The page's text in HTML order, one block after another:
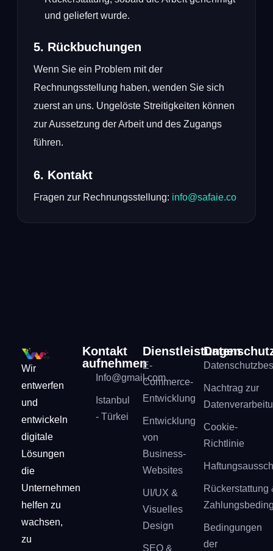
und geliefert wurde.
5. Rückbuchungen
Wenn Sie ein Problem mit der
Rechnungsstellung haben, wenden Sie sich
zuerst an uns. Ungelöste Streitigkeiten können
zur Aussetzung der Arbeit und des Zugangs
führen.
6. Kontakt
Fragen zur Rechnungsstellung: info@safaie.co
Wir
entwerfen
und
entwickeln
digitale
Lösungen
die
Unternehmen
helfen zu
wachsen,
zu
Kontakt
aufnehmen
Info@gmail.com
Istanbul
- Türkei
Dienstleistungen
E-
Commerce-
Entwicklung
Entwicklung
von
Business-
Websites
UI/UX &
Visuelles
Design
SEO &
Nachtrag zur
Cookie-
Richtlinie
Rückerstattung
Bedingungen
der